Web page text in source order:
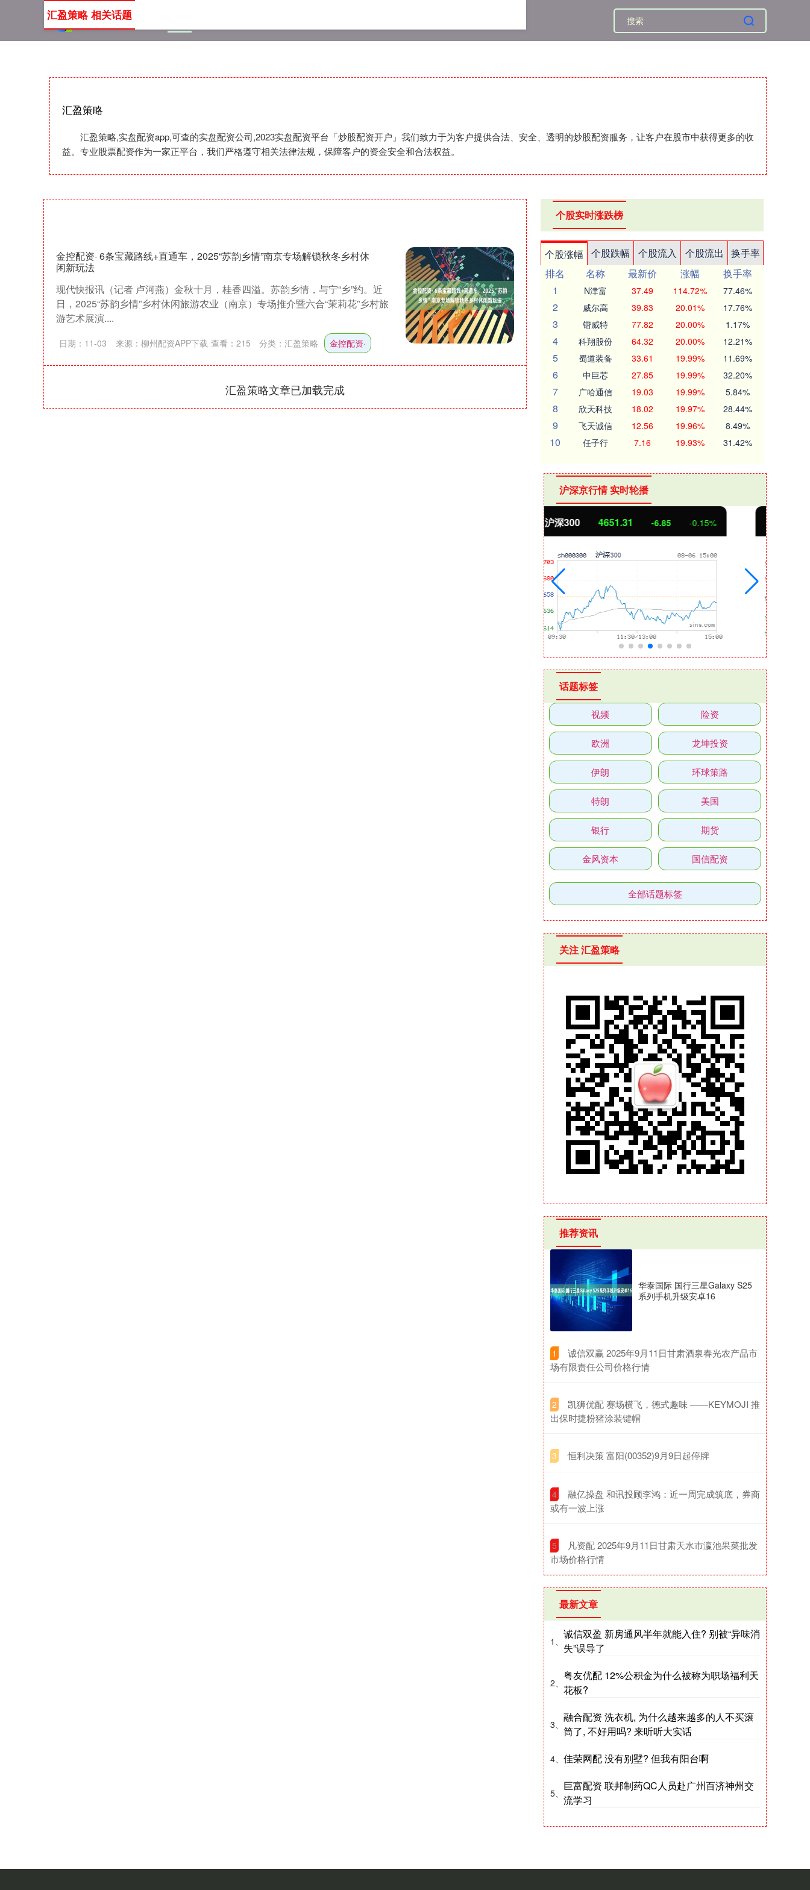
汇盈策略
汇盈策略,实盘配资app,可查的实盘配资公司,2023实盘配资平台「炒股配资开户」我们致力于为客户提供合法、安全、透明的炒股配资服务，让客户在股市中获得更多的收
益。专业股票配资作为一家正平台，我们严格遵守相关法律法规，保障客户的资金安全和合法权益。
汇盈策略 相关话题
金控配资· 6条宝藏路线+直通车，2025“苏韵乡情”南京专场解锁秋冬乡村休
闲新玩法
现代快报讯（记者 卢河燕）金秋十月，桂香四溢。苏韵乡情，与宁“乡”约。近
日，2025“苏韵乡情”乡村休闲旅游农业（南京）专场推介暨六合“茉莉花”乡村旅
游艺术展演....
日期：11-03 来源：柳州配资APP下载 查看： 215 分类： 汇盈策略 金控配资·
汇盈策略文章已加载完成
个股实时涨跌榜
个股涨幅 个股跌幅 个股流入 个股流出
换手率
排名
名称 最新价 涨幅
换手率
1
N津富 37.49 114.72% 77.46%
2 威尔高 39.83 20.01% 17.76%
3 锴威特 77.82 20.00% 1.17%
4 科翔股份 64.32 20.00% 12.21%
5 蜀道装备 33.61 19.99% 11.69%
6 中巨芯 27.85 19.99% 32.20%
7 广哈通信 19.03 19.99% 5.84%
8 欣天科技 18.02 19.97% 28.44%
9 飞天诚信 12.56 19.96% 8.49%
10 任子行 7.16 19.93% 31.42%
沪深京行情 实时轮播
北证50 1122.88 3.42 0.30%
话题标签
视频 险资
欧洲 龙坤投资
伊朗 环球策路
特朗 美国
银行 期货
金风资本 国信配资
全部话题标签
关注 汇盈策略
推荐资讯
华泰国际 国行三星Galaxy S25
系列手机升级安卓16
1
​诚信双赢 2025年9月11日甘肃酒泉春光农产品市
场有限责任公司价格行情
2
​凯狮优配 赛场横飞，德式趣味 ——KEYMOJI 推
出保时捷粉猪涂装键帽
3 ​恒利决策 富阳(00352)9月9日起停牌
4
​融亿操盘 和讯投顾李鸿：近一周完成筑底，券商
或有一波上涨
5
​凡资配 2025年9月11日甘肃天水市瀛池果菜批发
市场价格行情
最新文章
1、
诚信双盈 新房通风半年就能入住? 别被“异味消
失”误导了
2、
粤友优配 12%公积金为什么被称为职场福利天
花板?
3、
融合配资 洗衣机, 为什么越来越多的人不买滚
筒了, 不好用吗? 来听听大实话
4、 佳荣网配 没有别墅? 但我有阳台啊
5、
巨富配资 联邦制药QC人员赴广州百济神州交
流学习